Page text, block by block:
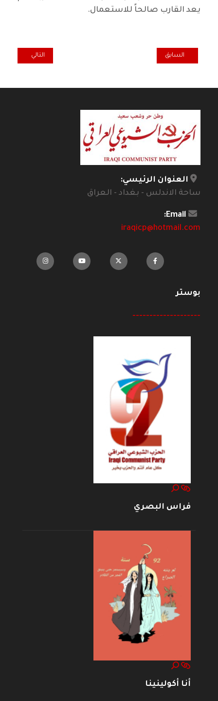
يعد القارب صالحاً للاستعمال.
المقال السابق: الحضارات الأولى : غلين دانيال
السابق المقال التالي:
التالي
العنوان الرئيسي:
ساحة الاندلس - بغداد - العراق
Email:
iraqicp@hotmail.com
بوستر
--------------------
فراس البصري
أنا أكولينينا